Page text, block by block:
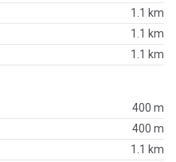
1.1 km
1.1 km
1.1 km
400 m
400 m
1.1 km